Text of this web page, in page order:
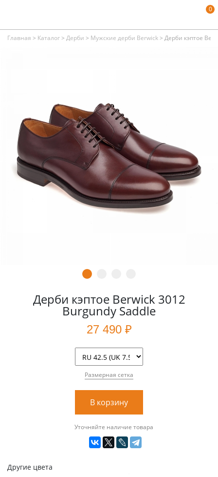
0
Главная > Каталог> Дерби > Мужские дерби Berwick> Дерби кэптое
Дерби кэптое Berwick 3012
Burgundy Saddle
27 490 ₽
Размерная сетка
В корзину
Уточняйте наличие товара
Другие цвета